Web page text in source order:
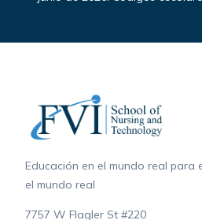
Educación en el mundo real para
el mundo real
7757 W Flagler St #220